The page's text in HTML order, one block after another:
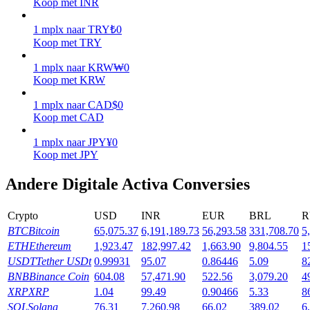
Verdienen
Verdien dagelijks competitieve beloningen
1 mplx naar TRY₺0
Koop met TRY
1 mplx naar KRW₩0
Koop met KRW
1 mplx naar CAD$0
Koop met CAD
1 mplx naar JPY¥0
Koop met JPY
Andere Digitale Activa Conversies
Crypto USD INR EUR BRL
BTCBitcoin 65,075.37 6,191,189.73 56,293.58 331,708.70
ETHEthereum 1,923.47 182,997.42 1,663.90 9,804.55
USDTTether USDt 0.99931 95.07 0.86446 5.09
BNBBinance Coin 604.08 57,471.90 522.56 3,079.20
XRPXRP 1.04 99.49 0.90466 5.33
SOLSolana 76.31 7,260.98 66.02 389.02